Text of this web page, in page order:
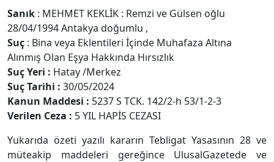
Sanık : MEHMET KEKLİK : Remzi ve Gülsen oğlu
28/04/1994 Antakya doğumlu ,
Suç : Bina veya Eklentileri İçinde Muhafaza Altına
Alınmış Olan Eşya Hakkında Hırsızlık
Suç Yeri : Hatay /Merkez
Suç Tarihi : 30/05/2024
Kanun Maddesi : 5237 S TCK. 142/2-h 53/1-2-3
Verilen Ceza : 5 YIL HAPİS CEZASI
Yukarıda özeti yazılı kararın Tebligat Yasasının 28 ve
müteakip maddeleri gereğince UlusalGazetede ve